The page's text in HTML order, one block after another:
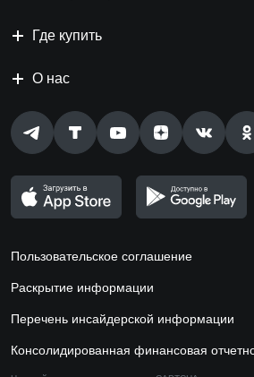
Где купить
О нас
Пользовательское соглашение
Раскрытие информации
Перечень инсайдерской информации
Консолидированная финансовая